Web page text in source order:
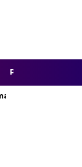
PALEMBANG
New Albums,